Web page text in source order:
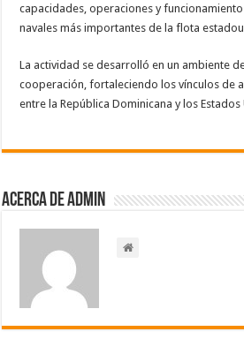
capacidades, operaciones y
navales más importantes de la flota
La actividad se desarrolló en un ambiente
cooperación, fortaleciendo los vínculos de
entre la República Dominicana y los Estados
Acerca de admin